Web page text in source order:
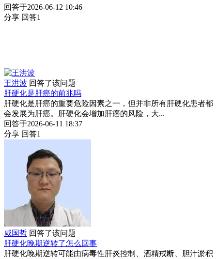
回答于2026-06-12 10:46
分享 回答1
王洪波 回答了该问题
肝硬化是肝癌的前兆吗
肝硬化是肝癌的重要危险因素之一，但并非所有肝硬化患者都
会发展为肝癌。肝硬化会增加肝癌的风险，大...
回答于2026-06-11 18:37
分享 回答1
咸国哲 回答了该问题
肝硬化晚期逆转了怎么回事
肝硬化晚期逆转可能由病毒性肝炎控制、酒精戒断、胆汁淤积